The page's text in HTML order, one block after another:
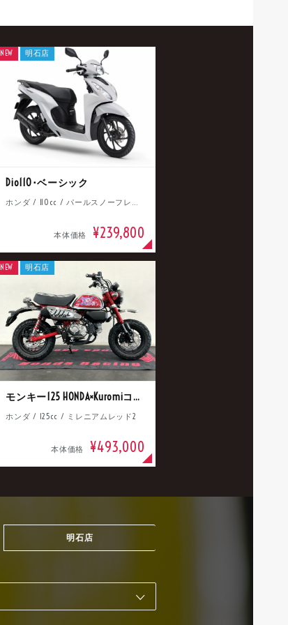
Dio110･ベーシック
ホンダ / 110cc / パールスノーフレークホワイト
本体価格 ¥239,800
NEW 明石店
モンキー125 HONDA×Kuromiコラボ
ホンダ / 125cc / ミレニアムレッド2
本体価格 ¥493,000
NEW 明石店
明石店